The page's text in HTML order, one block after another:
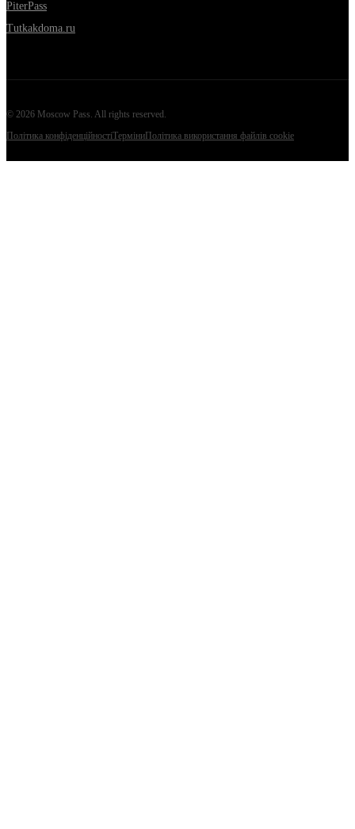
PiterPass
Tutkakdoma.ru
© 2026 Moscow Pass. All rights reserved.
Політика конфіденційностіТерміни Політика використання файлів cookie